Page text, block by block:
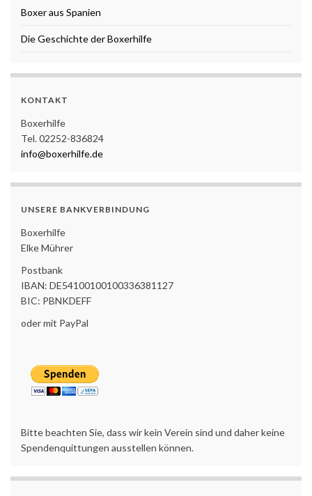
Boxer aus Spanien
Die Geschichte der Boxerhilfe
KONTAKT
Boxerhilfe
Tel. 02252-836824
info@boxerhilfe.de
UNSERE BANKVERBINDUNG
Boxerhilfe
Elke Mührer
Postbank
IBAN: DE54100100100336381127
BIC: PBNKDEFF
oder mit PayPal
Bitte beachten Sie, dass wir kein Verein sind und daher keine
Spendenquittungen ausstellen können.